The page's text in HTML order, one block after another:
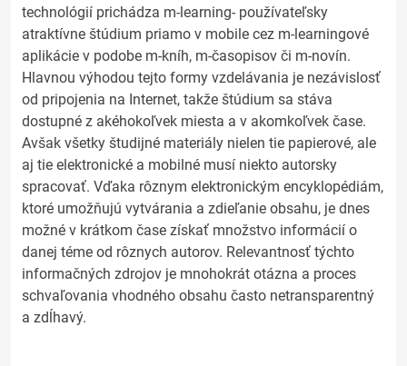
technológií prichádza m-learning- používateľsky
atraktívne štúdium priamo v mobile cez m-learningové
aplikácie v podobe m-kníh, m-časopisov či m-novín.
Hlavnou výhodou tejto formy vzdelávania je nezávislosť
od pripojenia na Internet, takže štúdium sa stáva
dostupné z akéhokoľvek miesta a v akomkoľvek čase.
Avšak všetky študijné materiály nielen tie papierové, ale
aj tie elektronické a mobilné musí niekto autorsky
spracovať. Vďaka rôznym elektronickým encyklopédiám,
ktoré umožňujú vytvárania a zdieľanie obsahu, je dnes
možné v krátkom čase získať množstvo informácií o
danej téme od rôznych autorov. Relevantnosť týchto
informačných zdrojov je mnohokrát otázna a proces
schvaľovania vhodného obsahu často netransparentný
a zdĺhavý.